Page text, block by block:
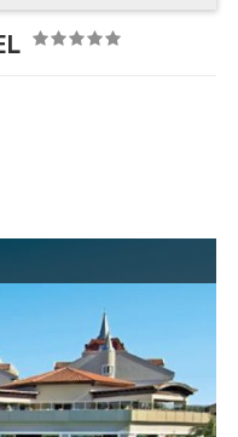
Запитване